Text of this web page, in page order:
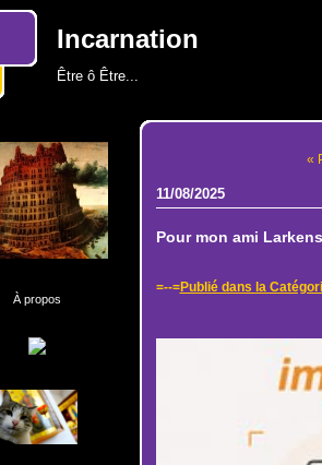
Incarnation
Être ô Être...
À propos
«
11/08/2025
Pour mon ami
=--=Publié dans la